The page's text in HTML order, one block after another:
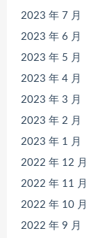
2023 年 7 月
2023 年 6 月
2023 年 5 月
2023 年 4 月
2023 年 3 月
2023 年 2 月
2023 年 1 月
2022 年 12 月
2022 年 11 月
2022 年 10 月
2022 年 9 月